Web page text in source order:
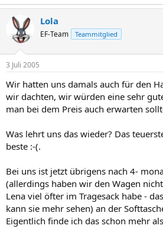
Lola
EF-Team Teammitglied
3 Juli 2005
Wir hatten uns damals auch für den
wir dachten, wir würden eine sehr
man bei dem Preis auch erwarten
Was lehrt uns das wieder? Das
beste :-(.
Bei uns ist jetzt übrigens nach 4-
(allerdings haben wir den Wagen
Lena viel öfter im Tragesack habe -
kann sie mehr sehen) an der
Eigentlich finde ich das schon mehr